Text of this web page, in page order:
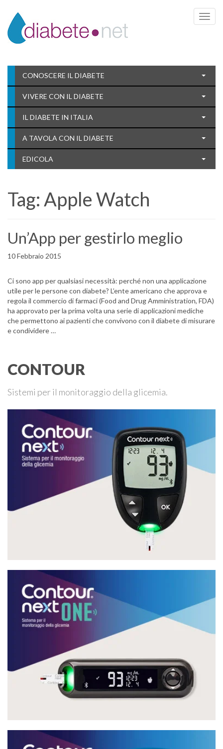
Toggle
CONOSCERE IL DIABETE
VIVERE CON IL DIABETE
IL DIABETE IN ITALIA
A TAVOLA CON IL DIABETE
EDICOLA
Tag: Apple Watch
Un’App per gestirlo meglio
10 Febbraio 2015
Ci sono app per qualsiasi necessità: perché non una applicazione
utile per le persone con diabete? L’ente americano che approva e
regola il commercio di farmaci (Food and Drug Amministration, FDA)
ha approvato per la prima volta una serie di applicazioni mediche
che permettono ai pazienti che convivono con il diabete di misurare
e condividere …
CONTOUR
Sistemi per il monitoraggio della glicemia.